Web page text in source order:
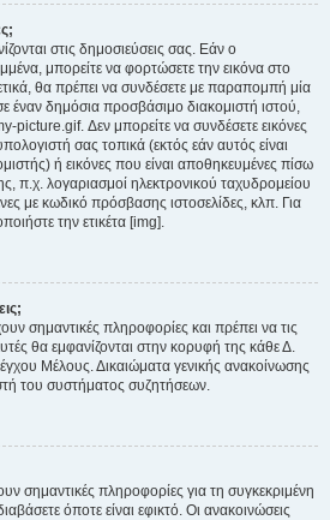
στις δημοσιεύσεις σας. Εάν ο
μπορείτε να φορτώσετε την εικόνα στο
θα πρέπει να συνδέσετε με παραπομπή μία
έναν δημόσια προσβάσιμο διακομιστή ιστού,
Δεν μπορείτε να συνδέσετε εικόνες
σας τοπικά (εκτός εάν αυτός είναι
ή εικόνες που είναι αποθηκευμένες πίσω
π.χ. λογαριασμοί ηλεκτρονικού ταχυδρομείου
με κωδικό πρόσβασης ιστοσελίδες, κλπ. Για
την ετικέτα [img].
σημαντικές πληροφορίες και πρέπει να τις
θα εμφανίζονται στην κορυφή της κάθε Δ.
Μέλους. Δικαιώματα γενικής ανακοίνωσης
του συστήματος συζητήσεων.
σημαντικές πληροφορίες για τη συγκεκριμένη
όποτε είναι εφικτό. Οι ανακοινώσεις